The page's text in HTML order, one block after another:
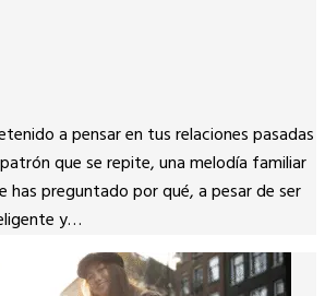
a pensar en tus relaciones pasadas
que se repite, una melodía familiar
has preguntado por qué, a pesar de ser
y…